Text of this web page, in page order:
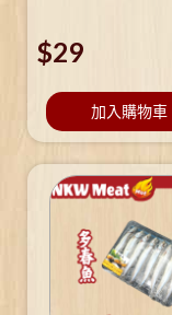
$29
加入購物車